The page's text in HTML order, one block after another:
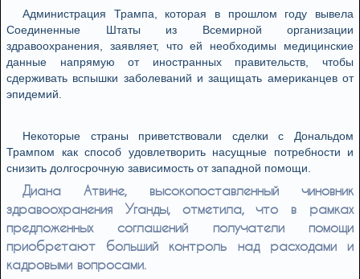
Администрация Трампа, которая в прошлом году вывела
Соединенные Штаты из Всемирной организации
здравоохранения, заявляет, что ей необходимы медицинские
данные напрямую от иностранных правительств, чтобы
сдерживать вспышки заболеваний и защищать американцев от
эпидемий.
Некоторые страны приветствовали сделки с Дональдом
Трампом как способ удовлетворить насущные потребности и
снизить долгосрочную зависимость от западной помощи.
Диана Атвине, высокопоставленный чиновник
здравоохранения Уганды, отметила, что в рамках
предложенных соглашений получатели помощи
приобретают больший контроль над расходами и
кадровыми вопросами.